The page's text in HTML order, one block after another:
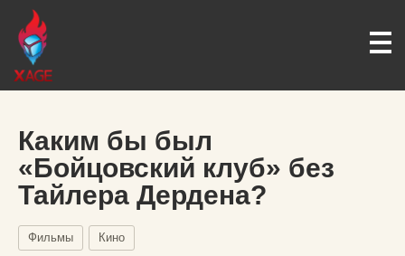
Каким бы был
«Бойцовский клуб» без
Тайлера Дердена?
Фильмы Кино